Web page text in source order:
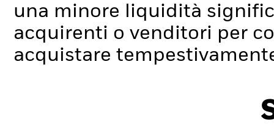
una minore liquidità
acquirenti o venditori per
acquistare